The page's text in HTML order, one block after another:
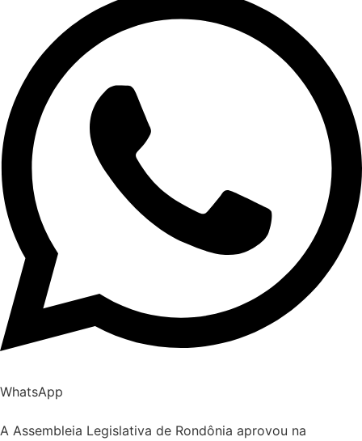
WhatsApp
A Assembleia Legislativa de Rondônia aprovou na